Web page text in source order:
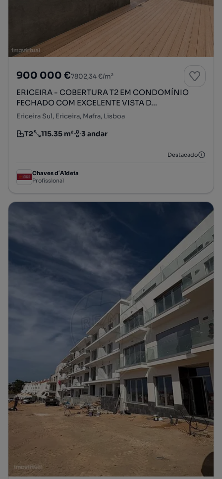
900 000 €7802,34 €/m²
ERICEIRA - COBERTURA T2 EM CONDOMÍNIO
FECHADO COM EXCELENTE VISTA D...
Ericeira Sul, Ericeira, Mafra, Lisboa
Tipologia
T2
Preço por metro quadrado
115.35 m²
Andar 3 andar
Destacado
Chaves d´Aldeia
Profissional